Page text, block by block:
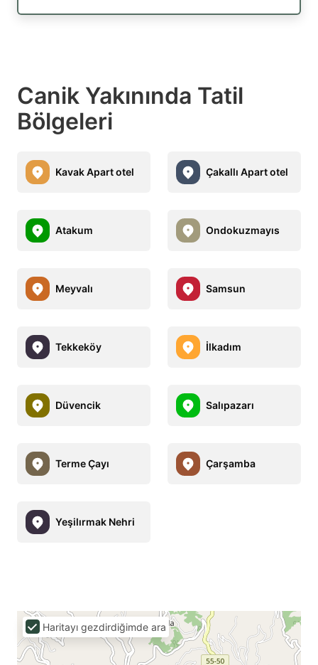
Canik Yakınında Tatil
Bölgeleri
Kavak Apart otel Çakallı Apart otel
Atakum Ondokuzmayıs
Meyvalı Samsun
Tekkeköy İlkadım
Düvencik Salıpazarı
Terme Çayı Çarşamba
Yeşilırmak Nehri
Haritayı gezdirdiğimde ara